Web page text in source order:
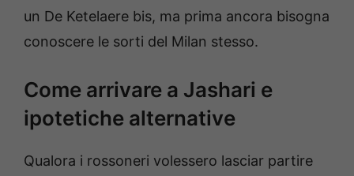
un De Ketelaere bis, ma prima ancora bisogna
conoscere le sorti del Milan stesso.
Come arrivare a Jashari e
ipotetiche alternative
Qualora i rossoneri volessero lasciar partire